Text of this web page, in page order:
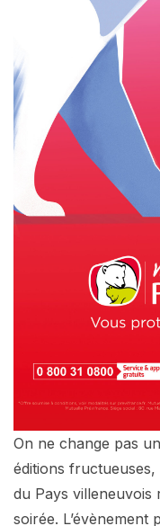
On ne change pas
éditions fructueuses,
du Pays villeneuvois
soirée.